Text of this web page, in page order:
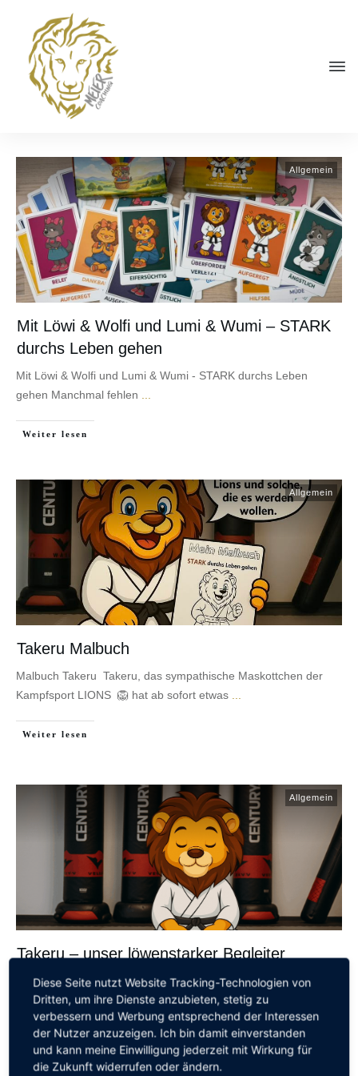
Allgemein
Mit Löwi & Wolfi und Lumi & Wumi – STARK
durchs Leben gehen
Mit Löwi & Wolfi und Lumi & Wumi - STARK durchs Leben
gehen Manchmal fehlen ...
Weiter lesen
Allgemein
Takeru Malbuch
Malbuch Takeru Takeru, das sympathische Maskottchen der
Kampfsport LIONS 🦁 hat ab sofort etwas ...
Weiter lesen
Allgemein
Takeru – unser löwenstarker Begleiter
Takeru – unser löwenstarker Begleiter Dürfen wir vorstellen?
Takeru​, das sympathische Maskottchen der Kampfsport
LIONS 🦁...
Diese Seite nutzt Website Tracking-Technologien von
Dritten, um ihre Dienste anzubieten, stetig zu
verbessern und Werbung entsprechend der Interessen
der Nutzer anzuzeigen. Ich bin damit einverstanden
und kann meine Einwilligung jederzeit mit Wirkung für
die Zukunft widerrufen oder ändern.